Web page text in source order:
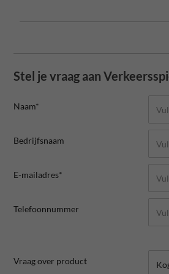
Stel je vraag aan
Naam*
Bedrijfsnaam
E-mailadres*
Telefoonnummer
Vraag over product